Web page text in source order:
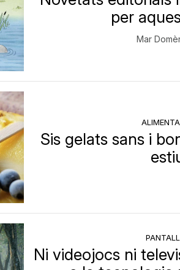
per
Mar
Sis gelats sans i
Ni videojocs ni